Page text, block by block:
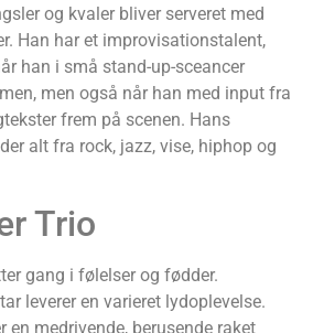
og kvaler bliver serveret med
Han har et improvisationstalent,
han i små stand-up-sceancer
men også når han med input fra
frem på scenen. Hans
alt fra rock, jazz, vise, hiphop og
Trio
gang i følelser og fødder.
leverer en varieret lydoplevelse.
en medrivende, berusende raket